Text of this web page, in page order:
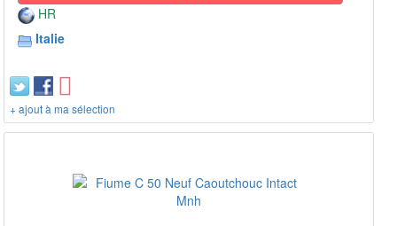
HR
Italie
+ ajout à ma sélection